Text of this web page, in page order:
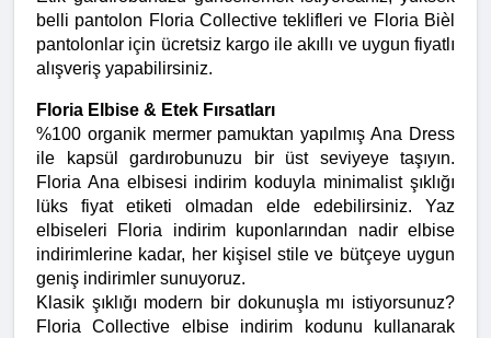
belli pantolon Floria Collective teklifleri ve Floria Bièl
pantolonlar için ücretsiz kargo ile akıllı ve uygun fiyatlı
alışveriş yapabilirsiniz.
Floria Elbise & Etek Fırsatları
%100 organik mermer pamuktan yapılmış Ana Dress
ile kapsül gardırobunuzu bir üst seviyeye taşıyın.
Floria Ana elbisesi indirim koduyla minimalist şıklığı
lüks fiyat etiketi olmadan elde edebilirsiniz. Yaz
elbiseleri Floria indirim kuponlarından nadir elbise
indirimlerine kadar, her kişisel stile ve bütçeye uygun
geniş indirimler sunuyoruz.
Klasik şıklığı modern bir dokunuşla mı istiyorsunuz?
Floria Collective elbise indirim kodunu kullanarak